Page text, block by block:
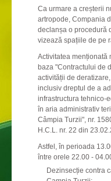
Ca urmare a creșterii
artropode, Compania
declanșa o procedură
vizează spațiile de pe
Activitatea menționată
baza "Contractului de
activității de
inclusiv dreptul de a
infrastructura tehnico-
în aria administrativ
Câmpia Turzii", nr.
H.C.L. nr. 22 din
Astfel, în perioada
între orele 22.00 -
Dezinsecție contra